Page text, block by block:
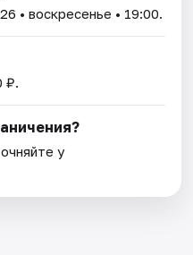
• воскресенье • 19:00.
₽.
у